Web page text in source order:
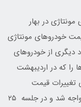
در بهار
خودروهای مونتاژی
دیگری از خودروهای
را که در اردیبهشت
تغییرات قیمت
خودروهای مونتاژی با واکنش رئیس جمهور مواجه شد و در جلسه ۲۵